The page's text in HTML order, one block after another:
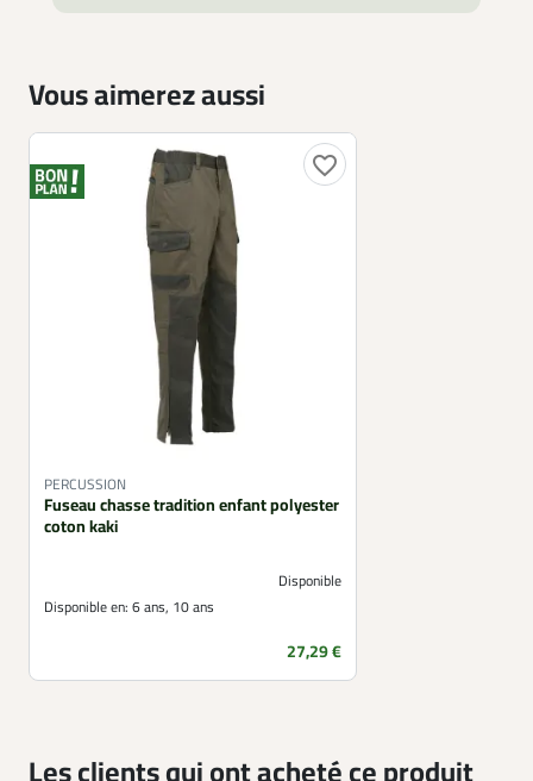
Vous aimerez aussi
favorite_border
PERCUSSION
Fuseau chasse tradition enfant polyester
coton kaki
Disponible
Disponible en: 6 ans, 10 ans
Prix
27,29 €